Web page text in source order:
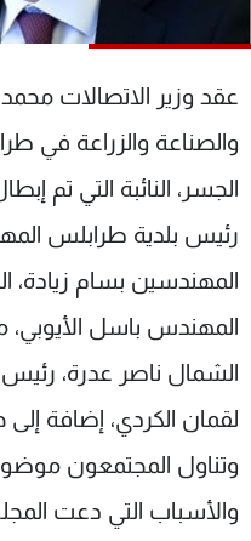
عقد وزير الاتصالات
والصناعة والزراعة في
الجسر، النائبة التي تم
رئيس بلدية طرابلس
المهندسين بسام زيادة،
المهندس باسل
الشمال ناصر عدرة،
لقمان الكردي، إضافة
وتناول المجتمعون
والأسباب التي دعت
جدول البرامج
شاهد البرامج
عن MTV
الإنـتـاج
لاعلاناتكم